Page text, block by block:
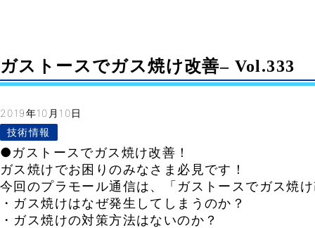
ガストースでガス焼け改善– Vol.333
2019年10月10日
技術情報
●ガストースでガス焼け改善！
ガス焼けでお困りのみなさま必見です！
今回のプラモール通信は、「ガストースでガス焼
・ガス焼けはなぜ発生してしまうのか？
・ガス焼けの対策方法はないのか？